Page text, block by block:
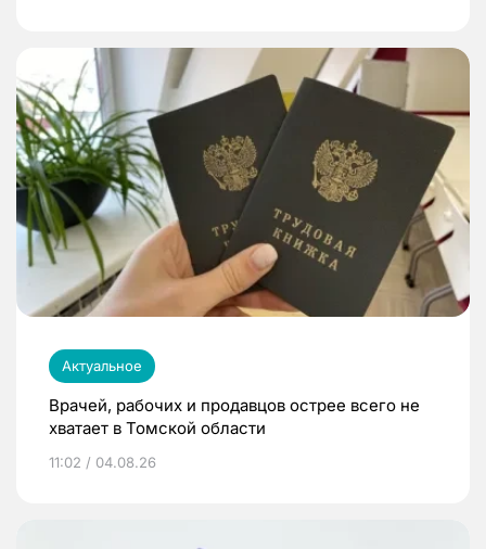
Актуальное
Врачей, рабочих и продавцов острее всего не
хватает в Томской области
11:02 / 04.08.26